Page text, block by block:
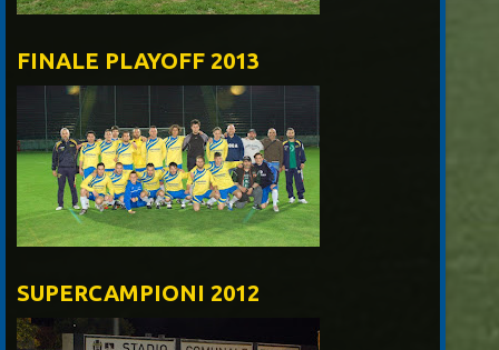
FINALE PLAYOFF 2013
SUPERCAMPIONI 2012